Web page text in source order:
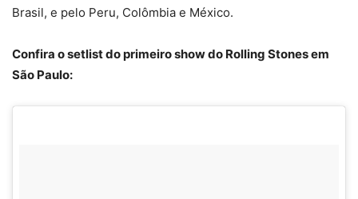
Brasil, e pelo Peru, Colômbia e México.
Confira o setlist do primeiro show do Rolling Stones em
São Paulo: